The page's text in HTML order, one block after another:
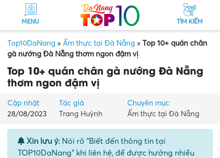
MENU TÌM KIẾM
Top10DaNang » Ẩm thực tại Đà Nẵng » Top 10+ quán chân
gà nướng Đà Nẵng thơm ngon đậm vị
Top 10+ quán chân gà nướng Đà Nẵng
thơm ngon đậm vị
Cập nhật
28/08/2023
Tác giả
Trang Huỳnh
Chuyên mục
Ẩm thực tại Đà Nẵng
Xin lưu ý: Nói rõ "Biết đến thông tin tại
TOP10DaNang" khi liên hệ, để được hưởng nhiều